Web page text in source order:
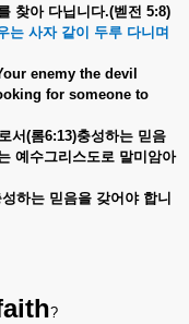
찾아 다닙니다.(벧전 5:8)
는 사자 같이 두루 다니며
enemy the devil
for someone to
서 (롬6:13)충성하는 믿음
예수그리스도로 말미암아
성하는 믿음을 갖어야 합니
?